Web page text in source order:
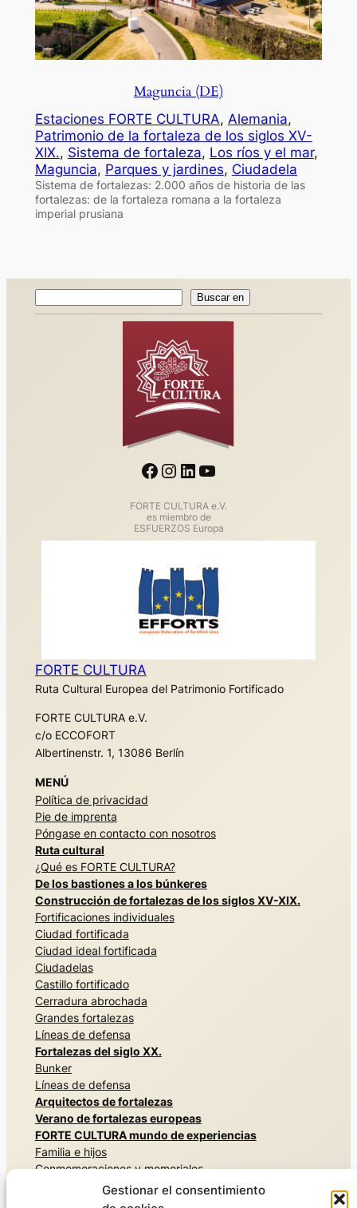
Gestionar el consentimiento
Maguncia (DE)
Estaciones FORTE CULTURA, Alemania
Patrimonio de la fortaleza de los siglos XV-
XIX., Sistema de fortaleza, Los ríos y el mar
Maguncia, Parques y jardines, Ciudadela
Sistema de fortalezas: 2.000 años de historia de las
fortalezas: de la fortaleza romana a la fortaleza
imperial prusiana
Buscar en
Facebook Instagram LinkedIn YouTube
FORTE CULTURA e.V.
es miembro de
ESFUERZOS Europa
FORTE CULTURA
Ruta Cultural Europea del Patrimonio Fortificado
FORTE CULTURA e.V.
c/o ECCOFORT
Albertinenstr. 1, 13086 Berlín
MENÚ
Política de privacidad
Pie de imprenta
Póngase en contacto con nosotros
Ruta cultural
¿Qué es FORTE CULTURA?
De los bastiones a los búnkeres
Construcción de fortalezas de los siglos XV-XIX.
Fortificaciones individuales
Ciudad fortificada
Ciudad ideal fortificada
Ciudadelas
Castillo fortificado
Cerradura abrochada
Grandes fortalezas
Líneas de defensa
Fortalezas del siglo XX.
Bunker
Líneas de defensa
Arquitectos de fortalezas
Verano de fortalezas europeas
FORTE CULTURA mundo de experiencias
Familia e hijos
Conmemoraciones y memoriales
Arquitecturas secretas
Vivir la historia militar